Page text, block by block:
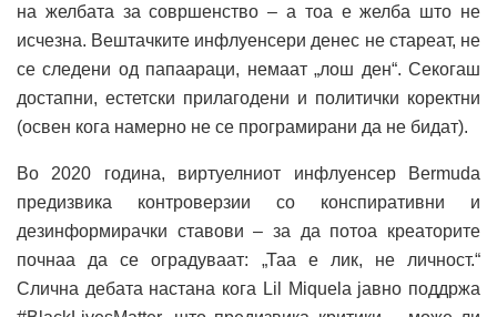
на желбата за совршенство – а тоа е желба што не
исчезна. Вештачките инфлуенсери денес не стареат, не
се следени од папаараци, немаат „лош ден“. Секогаш
достапни, естетски прилагодени и политички коректни
(освен кога намерно не се програмирани да не бидат).
Во 2020 година, виртуелниот инфлуенсер Bermuda
предизвика контроверзии со конспиративни и
дезинформирачки ставови – за да потоа креаторите
почнаа да се оградуваат: „Таа е лик, не личност.“
Слична дебата настана кога Lil Miquela јавно поддржа